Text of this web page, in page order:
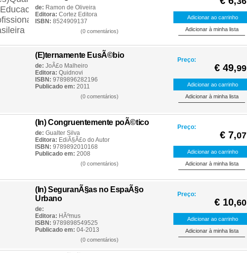
de: Ramon de Oliveira
Editora: Cortez Editora
ISBN: 8524909137
(0 comentários)
Preço:
€ 49,99
(E)ternamente EusÃ©bio
de: JoÃ£o Malheiro
Editora: Quidnovi
ISBN: 9789896282196
Publicado em: 2011
(0 comentários)
Preço:
€ 7,07
(In) Congruentemente poÃ©tico
de: Gualter Silva
Editora: EdiÃ§Ã£o do Autor
ISBN: 9789892010168
Publicado em: 2008
(0 comentários)
Preço:
€ 10,60
(In) SeguranÃ§as no EspaÃ§o
Urbano
de:
Editora: HÃºmus
ISBN: 9789898549525
Publicado em: 04-2013
(0 comentários)